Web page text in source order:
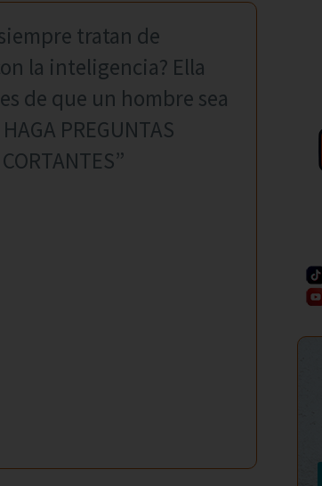
tratan de
la inteligencia? Ella
de que un hombre sea
PREGUNTAS